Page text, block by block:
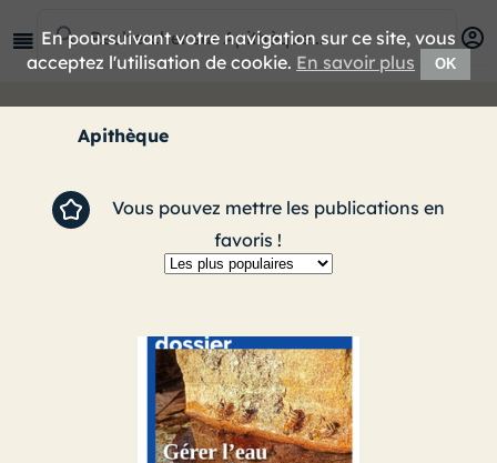
Apithèque
Vous pouvez mettre les publications en
favoris !
En poursuivant votre navigation sur ce site, vous
acceptez l'utilisation de cookie. En savoir plus OK